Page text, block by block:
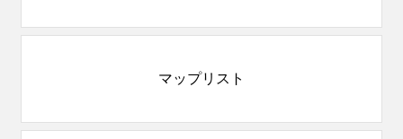
マップリスト